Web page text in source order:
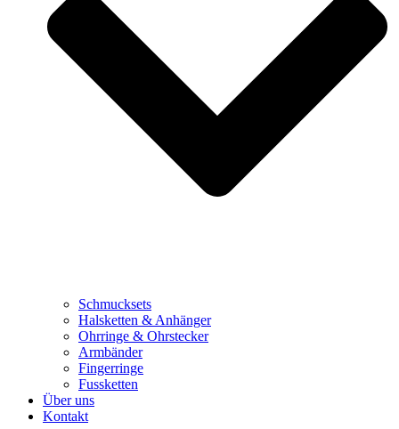
Schmucksets
Halsketten & Anhänger
Ohrringe & Ohrstecker
Armbänder
Fingerringe
Fussketten
Über uns
Kontakt